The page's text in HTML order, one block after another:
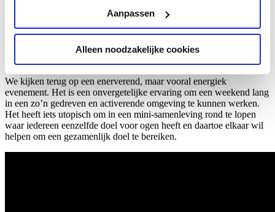
Aanpassen
Alleen noodzakelijke cookies
punt is misschien wel dat het project in principe universeel is voor
alle overstaptrajecten, ongeacht welke markt en ongeacht in welk
land. Ook qua technische uitvoering wordt het project geprezen, iets
wat nog eens werd bekroond met een prijs voor de kwaliteit van de
We kijken terug op een enerverend, maar vooral energiek
evenement. Het is een onvergetelijke ervaring om een weekend lang
in een zo’n gedreven en activerende omgeving te kunnen werken.
Het heeft iets utopisch om in een mini-samenleving rond te lopen
waar iedereen eenzelfde doel voor ogen heeft en daartoe elkaar wil
helpen om een gezamenlijk doel te bereiken.